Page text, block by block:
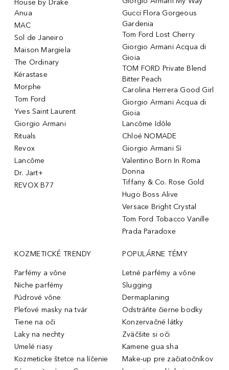
House by Drake
Anua
MAC
Sol de Janeiro
Maison Margiela
The Ordinary
Kérastase
Morphe
Tom Ford
Yves Saint Laurent
Giorgio Armani
Rituals
Revox
Lancôme
Dr. Jart+
REVOX B77
Gucci Flora Gorgeous
Gardenia
Tom Ford Lost Cherry
Giorgio Armani Acqua di
Gioia
TOM FORD Private Blend
Bitter Peach
Carolina Herrera Good Girl
Giorgio Armani Acqua di
Gioia
Lancôme Idôle
Chloé NOMADE
Giorgio Armani Sì
Valentino Born In Roma
Donna
Tiffany & Co. Rose Gold
Hugo Boss Alive
Versace Bright Crystal
Tom Ford Tobacco Vanille
Prada Paradoxe
KOZMETICKÉ TRENDY
Parfémy a vône
Niche parfémy
Púdrové vône
Pleťové masky na tvár
Tiene na oči
Laky na nechty
Umelé riasy
Kozmeticke štetce na líčenie
POPULÁRNE TÉMY
Letné parfémy a vône
Slugging
Dermaplaning
Odstráňte čierne bodky
Konzervačné látky
Zväčšite si oči
Kamene gua sha
Make-up pre začiatočníkov